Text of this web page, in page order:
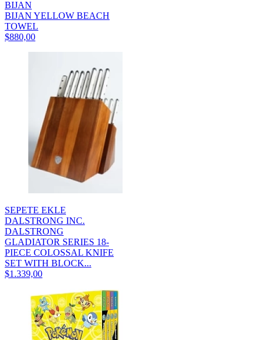
BIJAN
BIJAN YELLOW BEACH
TOWEL
$880,00
SEPETE EKLE
DALSTRONG INC.
DALSTRONG
GLADIATOR SERIES 18-
PIECE COLOSSAL KNIFE
SET WITH BLOCK...
$1.339,00